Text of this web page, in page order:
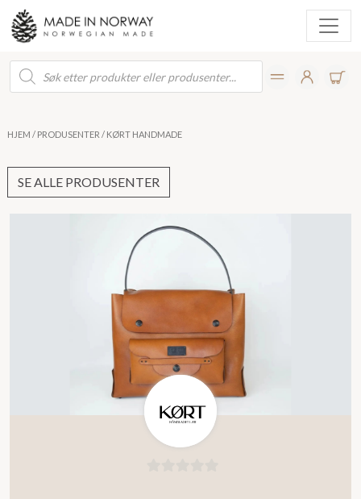
Products
search
HJEM / PRODUSENTER / KØRT HANDMADE
SE ALLE PRODUSENTER